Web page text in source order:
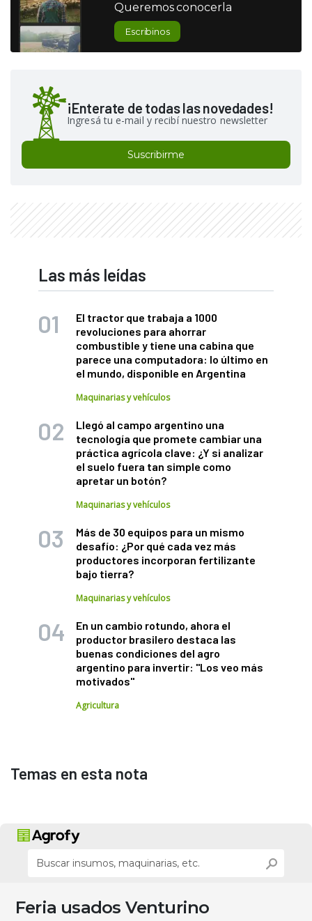
Queremos conocerla
Escribinos
¡Enterate de todas las novedades!
Ingresá tu e-mail y recibí nuestro newsletter
Suscribirme
Las más leídas
El tractor que trabaja a 1000
revoluciones para ahorrar
combustible y tiene una cabina que
parece una computadora: lo último en
el mundo, disponible en Argentina
Maquinarias y vehículos
Llegó al campo argentino una
tecnología que promete cambiar una
práctica agrícola clave: ¿Y si analizar
el suelo fuera tan simple como
apretar un botón?
Maquinarias y vehículos
Más de 30 equipos para un mismo
desafío: ¿Por qué cada vez más
productores incorporan fertilizante
bajo tierra?
Maquinarias y vehículos
En un cambio rotundo, ahora el
productor brasilero destaca las
buenas condiciones del agro
argentino para invertir: "Los veo más
motivados"
Agricultura
Temas en esta nota
Feria usados Venturino